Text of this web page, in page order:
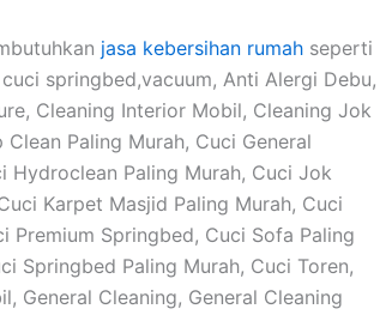
jasa kebersihan rumah seperti
springbed,vacuum, Anti Alergi Debu,
Cleaning Interior Mobil, Cleaning Jok
Paling Murah, Cuci General
Hydroclean Paling Murah, Cuci Jok
Karpet Masjid Paling Murah, Cuci
Premium Springbed, Cuci Sofa Paling
Springbed Paling Murah, Cuci Toren,
General Cleaning, General Cleaning